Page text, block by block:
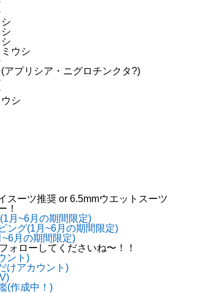
ウシ
アプリシア・ニグロチンクタ?)
シ
スーツ推奨 or 6.5mmウエットスーツ
！
月~6月の期間限定)
ング(1月~6月の期間限定)
月の期間限定)
ォローしてくださいね〜！！
ント)
けアカウント)
(作成中！)